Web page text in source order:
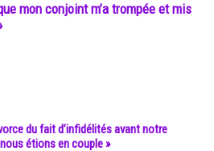
mon conjoint m’a trompée et mis
du fait d’infidélités avant notre
étions en couple »